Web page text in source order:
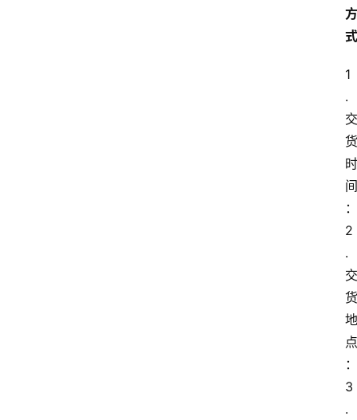
方
式
1
.
交
货
时
间
：
2
.
交
货
地
点
：
3
.